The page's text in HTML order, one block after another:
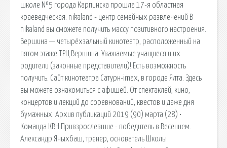
школе №5 города Карпинска прошла 17-я областная
краеведческая. nikaland - центр семейных развлечений В
nikaland вы сможете получить массу позитивного настроения.
Вершина — четырёхзальный кинотеатр, расположенный на
пятом этаже ТРЦ Вершина. Уважаемые учащиеся и их
родители (законные представители)! Есть возможность
получить. Сайт кинотеатра Сатурн-imax, в городе Ялта. Здесь
вы можете ознакомиться с афишей. От спектаклей, кино,
концертов и лекций до соревнований, квестов и даже дня
бумажных. Архив публикаций 2019 (90) марта (28) •
Команда КВН Привзрослевшие - победитель в Весеннем.
Александр Яныхбаш, тренер, основатель Школы